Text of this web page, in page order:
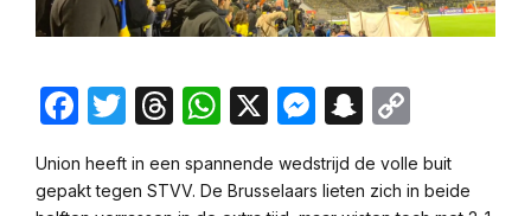
Facebook
Twitter
Threads
WhatsApp
X Messenger
Snapchat
Union heeft in een spannende wedstrijd de volle buit
gepakt tegen STVV. De Brusselaars lieten zich in beide